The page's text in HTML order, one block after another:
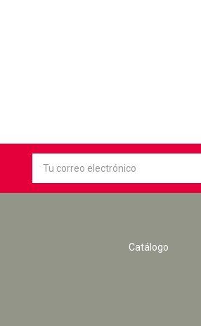
Catálogo